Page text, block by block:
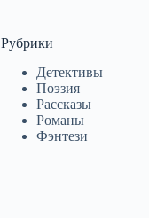
Рубрики
Детективы
Поэзия
Рассказы
Романы
Фэнтези